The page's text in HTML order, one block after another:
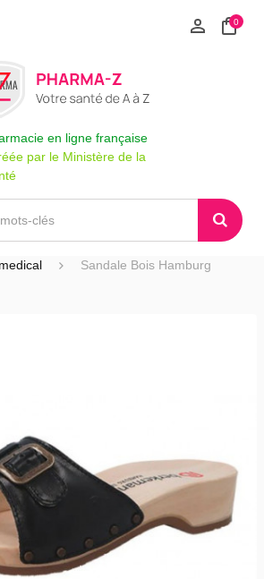
0
en ligne française
par le Ministère de la
Sandale Bois Hamburg